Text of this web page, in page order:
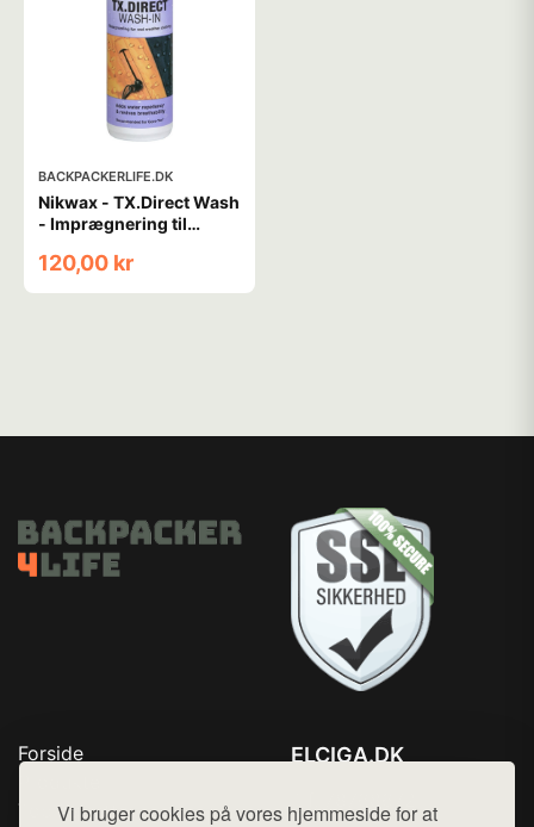
Vi bruger cookies på vores hjemmeside for at
BACKPACKERLIFE.DK
Nikwax - TX.Direct Wash
- Imprægnering til
120,00 kr
Forside
Top Rabatter
ELCIGA.DK